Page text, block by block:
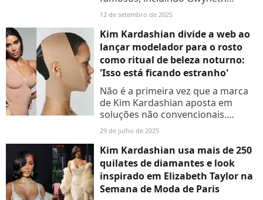
Paltrow, Jennifer Lopez, Madonna,
12 de setembro de 2025
Kim Kardashian divide a web ao
lançar modelador para o rosto
como ritual de beleza noturno:
'Isso está ficando estranho'
Não é a primeira vez que a marca
de Kim Kardashian aposta em
soluções não convencionais.
Relembre!
29 de julho de 2025
Kim Kardashian usa mais de 250
quilates de diamantes e look
inspirado em Elizabeth Taylor na
Semana de Moda de Paris